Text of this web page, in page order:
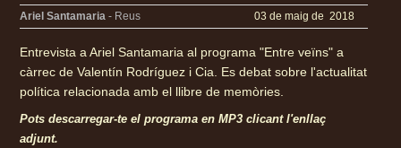
Ariel Santamaria - Reus 03 de maig de 2018
Entrevista a Ariel Santamaria al programa "Entre veïns" a
càrrec de Valentín Rodríguez i Cia. Es debat sobre l'actualitat
política relacionada amb el llibre de memòries.
Pots descarregar-te el programa en MP3 clicant l'enllaç
adjunt.